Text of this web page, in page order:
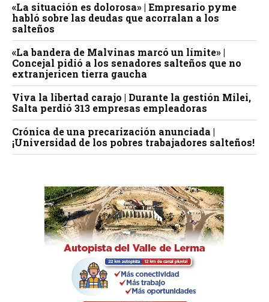
«La situación es dolorosa» | Empresario pyme
habló sobre las deudas que acorralan a los
salteños
«La bandera de Malvinas marcó un límite» |
Concejal pidió a los senadores salteños que no
extranjericen tierra gaucha
Viva la libertad carajo | Durante la gestión Milei,
Salta perdió 313 empresas empleadoras
Crónica de una precarización anunciada |
¡Universidad de los pobres trabajadores salteños!